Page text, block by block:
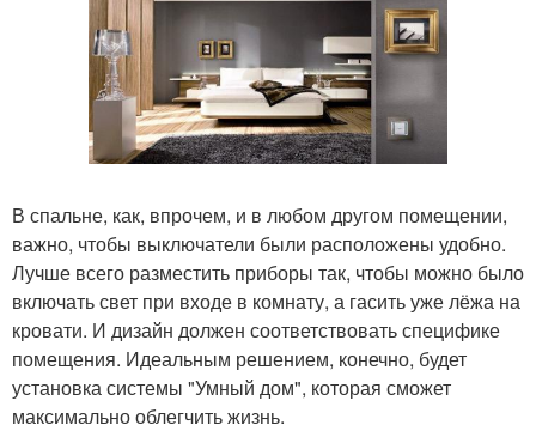
В спальне, как, впрочем, и в любом другом помещении,
важно, чтобы выключатели были расположены удобно.
Лучше всего разместить приборы так, чтобы можно было
включать свет при входе в комнату, а гасить уже лёжа на
кровати. И дизайн должен соответствовать специфике
помещения. Идеальным решением, конечно, будет
установка системы "Умный дом", которая сможет
максимально облегчить жизнь.